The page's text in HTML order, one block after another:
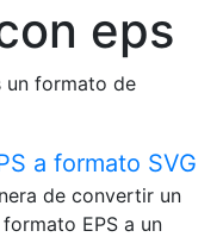
eps
un formato de
a formato SVG
de convertir un
EPS a un